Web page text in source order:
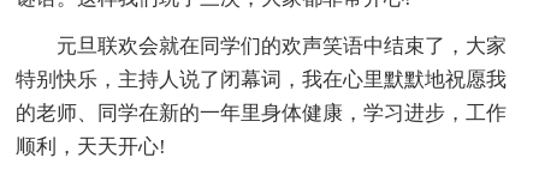
元旦联欢会就在同学们的欢声笑语中结束了，大家
特别快乐，主持人说了闭幕词，我在心里默默地祝愿我
的老师、同学在新的一年里身体健康，学习进步，工作
顺利，天天开心!